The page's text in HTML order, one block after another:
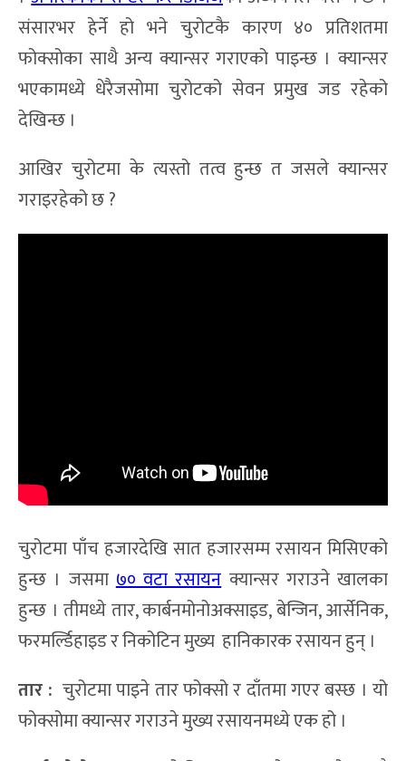
संसारभर हेर्ने हो भने चुरोटकै कारण ४० प्रतिशतमा
फोक्सोका साथै अन्य क्यान्सर गराएको पाइन्छ । क्यान्सर
भएकामध्ये धेरैजसोमा चुरोटको सेवन प्रमुख जड रहेको
देखिन्छ ।
आखिर चुरोटमा के त्यस्तो तत्व हुन्छ त जसले क्यान्सर
गराइरहेको छ ?
चुरोटमा पाँच हजारदेखि सात हजारसम्म रसायन मिसिएको
हुन्छ । जसमा७० वटा रसायनक्यान्सर गराउने खालका
हुन्छ । तीमध्ये तार, कार्बनमोनोअक्साइड, बेन्जिन, आर्सेनिक,
फरमर्ल्डिहाइड र निकोटिन मुख्य हानिकारक रसायन हुन् ।
तार : चुरोटमा पाइने तार फोक्सो र दाँतमा गएर बस्छ । यो
फोक्सोमा क्यान्सर गराउने मुख्य रसायनमध्ये एक हो ।